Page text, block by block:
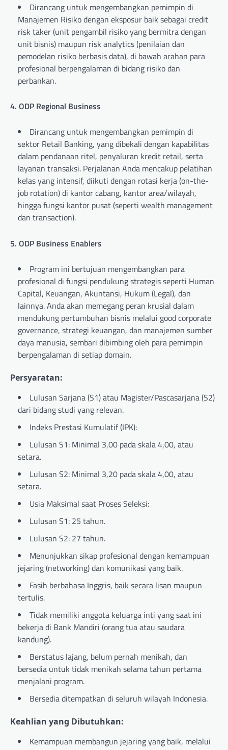
Dirancang untuk mengembangkan pemimpin di
Manajemen Risiko dengan eksposur baik sebagai credit
risk taker (unit pengambil risiko yang bermitra dengan
unit bisnis) maupun risk analytics (penilaian dan
pemodelan risiko berbasis data), di bawah arahan para
profesional berpengalaman di bidang risiko dan
perbankan.
4. ODP Regional Business
Dirancang untuk mengembangkan pemimpin di
sektor Retail Banking, yang dibekali dengan kapabilitas
dalam pendanaan ritel, penyaluran kredit retail, serta
layanan transaksi. Perjalanan Anda mencakup pelatihan
kelas yang intensif, diikuti dengan rotasi kerja (on-the-
job rotation) di kantor cabang, kantor area/wilayah,
hingga fungsi kantor pusat (seperti wealth management
dan transaction).
5. ODP Business Enablers
Program ini bertujuan mengembangkan para
profesional di fungsi pendukung strategis seperti Human
Capital, Keuangan, Akuntansi, Hukum (Legal), dan
lainnya. Anda akan memegang peran krusial dalam
mendukung pertumbuhan bisnis melalui good corporate
governance, strategi keuangan, dan manajemen sumber
daya manusia, sembari dibimbing oleh para pemimpin
berpengalaman di setiap domain.
Persyaratan:
Lulusan Sarjana (S1) atau Magister/Pascasarjana (S2)
dari bidang studi yang relevan.
Indeks Prestasi Kumulatif (IPK):
Lulusan S1: Minimal 3,00 pada skala 4,00, atau
setara.
Lulusan S2: Minimal 3,20 pada skala 4,00, atau
setara.
Usia Maksimal saat Proses Seleksi:
Lulusan S1: 25 tahun.
Lulusan S2: 27 tahun.
Menunjukkan sikap profesional dengan kemampuan
jejaring (networking) dan komunikasi yang baik.
Fasih berbahasa Inggris, baik secara lisan maupun
tertulis.
Tidak memiliki anggota keluarga inti yang saat ini
bekerja di Bank Mandiri (orang tua atau saudara
kandung).
Berstatus lajang, belum pernah menikah, dan
bersedia untuk tidak menikah selama tahun pertama
menjalani program.
Bersedia ditempatkan di seluruh wilayah Indonesia.
Keahlian yang Dibutuhkan:
Kemampuan membangun jejaring yang baik, melalui